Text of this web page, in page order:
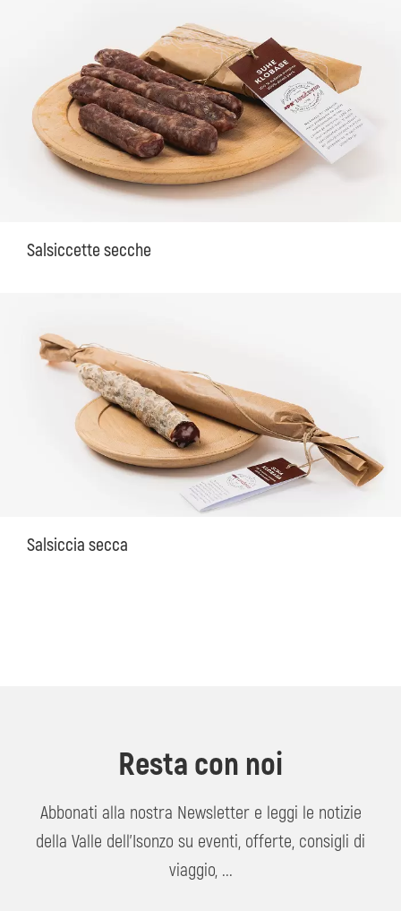
Salsiccette secche
Salsiccia secca
Resta con noi
Abbonati alla nostra Newsletter e leggi le notizie
della Valle dell'Isonzo su eventi, offerte, consigli di
viaggio, ...